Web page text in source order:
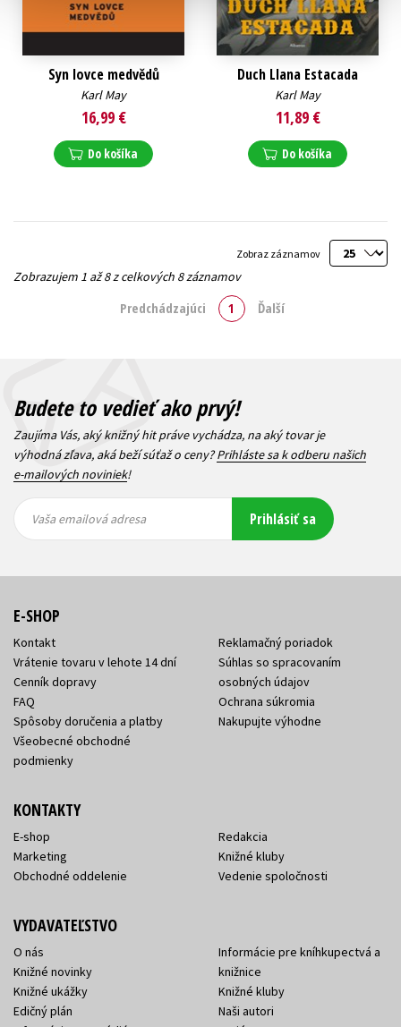
Syn lovce medvědů
Karl May
16,99 €
Do košíka
Duch Llana Estacada
Karl May
11,89 €
Do košíka
Zobraz záznamov
Zobrazujem 1 až 8 z celkových 8 záznamov
Predchádzajúci 1 Ďalší
Budete to vedieť ako prvý!
Zaujíma Vás, aký knižný hit práve vychádza, na aký tovar je
výhodná zľava, aká beží súťaž o ceny?Prihláste sa k odberu našich
e-mailových noviniek!
emailová
emailová
Vaša emailová adresa Prihlásiť sa
E-SHOP
Kontakt
Vrátenie tovaru v lehote 14 dní
Cenník dopravy
FAQ
Spôsoby doručenia a platby
Všeobecné obchodné
podmienky
Reklamačný poriadok
Súhlas so spracovaním
osobných údajov
Ochrana súkromia
Nakupujte výhodne
KONTAKTY
E-shop
Marketing
Obchodné oddelenie
Redakcia
Knižné kluby
Vedenie spoločnosti
VYDAVATEĽSTVO
O nás
Knižné novinky
Knižné ukážky
Edičný plán
Informácie pre kníhkupectvá a
knižnice
Knižné kluby
Naši autori